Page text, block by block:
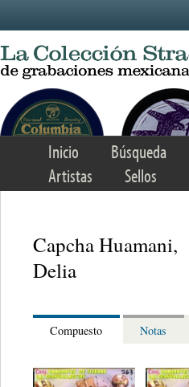
Inicio Búsqueda
Artistas
Sellos
Capcha Huamani,
Delia
Compuesto Notas